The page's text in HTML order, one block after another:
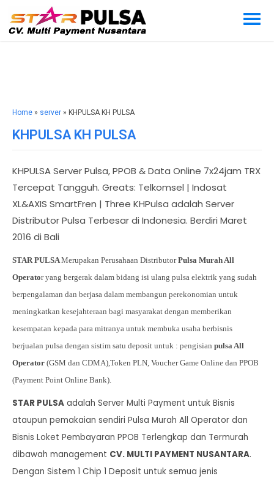
Home » server » KHPULSA KH PULSA
KHPULSA KH PULSA
KHPULSA Server Pulsa, PPOB & Data Online 7x24jam TRX
Tercepat Tangguh. Greats: Telkomsel | Indosat
XL&AXIS SmartFren | Three KHPulsa adalah Server
Distributor Pulsa Terbesar di Indonesia. Berdiri Maret
2016 di Bali
STAR PULSAMerupakan Perusahaan DistributorPulsa Murah All
Operator yang bergerak dalam bidang isi ulang pulsa elektrik yang sudah
berpengalaman dan berjasa dalam membangun perekonomian untuk
meningkatkan kesejahteraan bagi masyarakat dengan memberikan
kesempatan kepada para mitranya untuk membuka usaha berbisnis
berjualan pulsa dengan sistim satu deposit untuk : pengisian pulsa All
Operator (GSM dan CDMA),Token PLN, Voucher Game Online dan PPOB
(Payment Point Online Bank).
STAR PULSA adalah Server Multi Payment untuk Bisnis
ataupun pemakaian sendiri Pulsa Murah All Operator dan
Bisnis Loket Pembayaran PPOB Terlengkap dan Termurah
dibawah management CV. MULTI PAYMENT NUSANTARA.
Dengan Sistem 1 Chip 1 Deposit untuk semua jenis